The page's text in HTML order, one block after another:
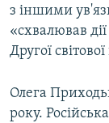
з іншими
«схвалював
Другої
Олега
року.